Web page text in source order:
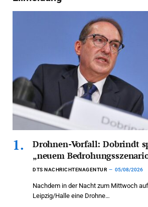
Drohnen-Vorfall: Dobrindt
„neuem
DTS NACHRICHTENAGENTUR 05/08/2026
Nachdem in der Nacht zum Mittwoch
Leipzig/Halle eine Drohne…